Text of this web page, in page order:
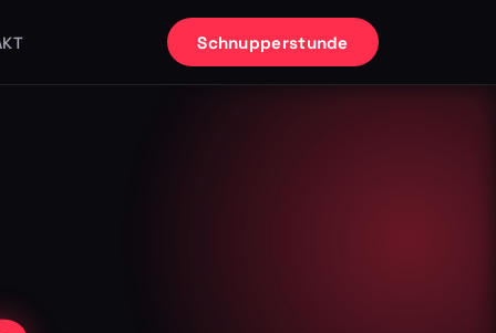
Schnupperstunde